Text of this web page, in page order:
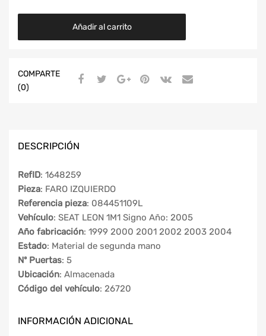
Añadir al carrito
COMPARTE
(0)
DESCRIPCIÓN
RefID: 1648259
Pieza: FARO IZQUIERDO
Referencia pieza: 084451109L
Vehículo: SEAT LEON 1M1 Signo Año: 2005
Año fabricación: 1999 2000 2001 2002 2003 2004
Estado: Material de segunda mano
Nº Puertas: 5
Ubicación: Almacenada
Código del vehículo: 26720
INFORMACIÓN ADICIONAL